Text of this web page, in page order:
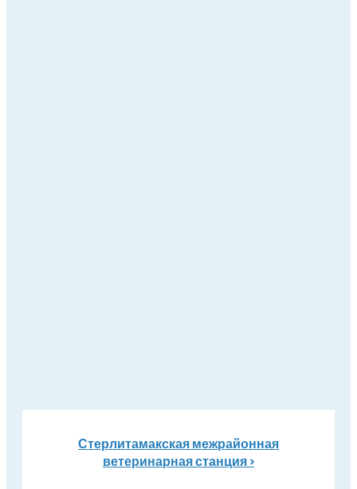
Стерлитамакская межрайонная
ветеринарная станция >